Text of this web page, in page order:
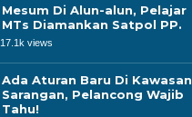
Mesum Di Alun-alun, Pelajar
MTs Diamankan Satpol PP.
17.1k views
Ada Aturan Baru Di Kawasan
Sarangan, Pelancong Wajib
Tahu!